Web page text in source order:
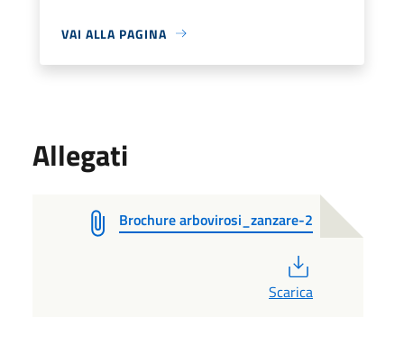
VAI ALLA PAGINA
Allegati
Brochure arbovirosi_zanzare-2
Scarica